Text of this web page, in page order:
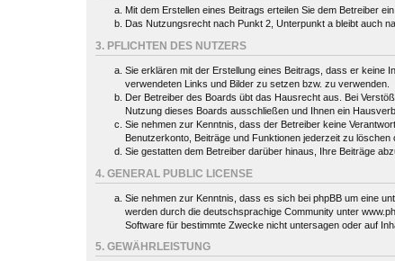
Mit dem Erstellen eines Beitrags erteilen Sie dem Betreiber
Das Nutzungsrecht nach Punkt 2, Unterpunkt a bleibt auch
3. PFLICHTEN DES NUTZERS
Sie erklären mit der Erstellung eines Beitrags, dass er keine
verwendeten Links und Bilder zu setzen bzw. zu verwenden.
Der Betreiber des Boards übt das Hausrecht aus. Bei
Nutzung dieses Boards ausschließen und Ihnen ein
Sie nehmen zur Kenntnis, dass der Betreiber keine
Benutzerkonto, Beiträge und Funktionen jederzeit zu löschen
Sie gestatten dem Betreiber darüber hinaus, Ihre Beiträge
4. GENERAL PUBLIC LICENSE
Sie nehmen zur Kenntnis, dass es sich bei phpBB um eine
werden durch die deutschsprachige Community unter
Software für bestimmte Zwecke nicht untersagen oder auf
5. GEWÄHRLEISTUNG